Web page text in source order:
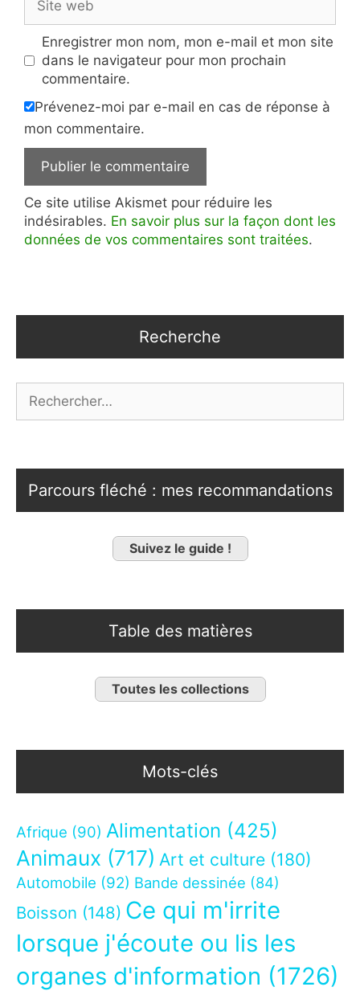
web
Enregistrer mon nom, mon e-mail et mon site
dans le navigateur pour mon prochain
commentaire.
Prévenez-moi par e-mail en cas de réponse à
mon commentaire.
Ce site utilise Akismet pour réduire les
indésirables. En savoir plus sur la façon dont les
données de vos commentaires sont traitées.
Recherche
Parcours fléché : mes recommandations
Suivez le guide !
Table des matières
Toutes les collections
Mots-clés
Afrique (90) Alimentation (425)
Animaux (717) Art et culture (180)
Automobile (92) Bande dessinée (84)
Boisson (148) Ce qui m'irrite
lorsque j'écoute ou lis les
organes d'information (1726)